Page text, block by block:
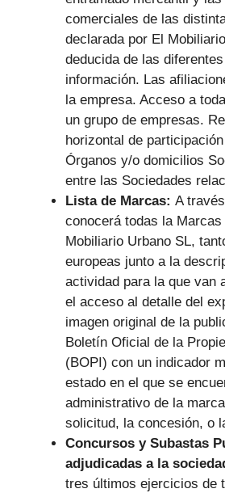
comerciales de las
declarada por El
deducida de las
información. Las
la empresa. Acceso a
un grupo de empresas.
horizontal de
Órganos y/o domicilios
entre las Sociedades
Lista de Marcas: A
conocerá todas la
Mobiliario Urbano SL,
europeas junto a la
actividad para la que van
el acceso al detalle del
imagen original de la
Boletín Oficial de la
(BOPI) con un indicador
estado en el que se
administrativo de la
solicitud, la concesión, o
Concursos y Subastas
adjudicadas a la
tres últimos ejercicios de